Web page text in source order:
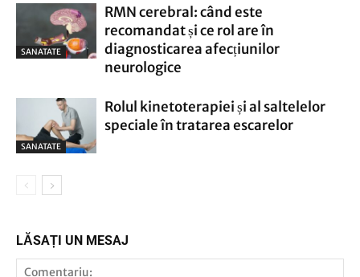
SANATATE
RMN cerebral: când este
recomandat și ce rol are în
diagnosticarea afecțiunilor
neurologice
SANATATE
Rolul kinetoterapiei și al saltelelor
speciale în tratarea escarelor
LĂSAȚI UN MESAJ